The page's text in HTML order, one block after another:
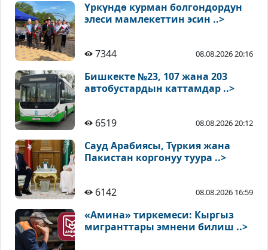
Үркүндө курман болгондордун
элеси мамлекеттин эсин ..>
7344 08.08.2026 20:16
Бишкекте №23, 107 жана 203
автобустардын каттамдар ..>
6519 08.08.2026 20:12
Сауд Арабиясы, Түркия жана
Пакистан коргонуу туура ..>
6142 08.08.2026 16:59
«Амина» тиркемеси: Кыргыз
мигранттары эмнени билиш ..>